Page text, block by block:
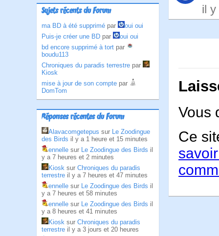
Sujets récents du Forum
ma BD à été supprimé par
oui oui
Puis-je créer une BD par
oui oui
bd encore supprimé à tort par
boudu113
Chroniques du paradis terrestre par
Kiosk
mise à jour de son compte par
DomTom
Réponses récentes du Forum
Alavacomgetepus sur Le Zoodingue
des Birds il y a 1 heure et 15 minutes
ennelle sur Le Zoodingue des Birds il
y a 7 heures et 2 minutes
Kiosk sur Chroniques du paradis
terrestre il y a 7 heures et 47 minutes
ennelle sur Le Zoodingue des Birds il
y a 7 heures et 58 minutes
ennelle sur Le Zoodingue des Birds il
y a 8 heures et 41 minutes
Kiosk sur Chroniques du paradis
terrestre il y a 3 jours et 20 heures
il
Vous
Ce